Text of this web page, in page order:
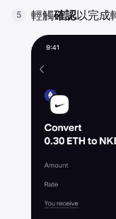
5 輕觸確認以完成